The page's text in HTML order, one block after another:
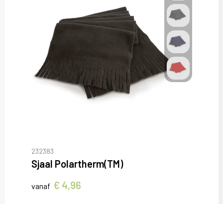
232383
Sjaal Polartherm(TM)
vanaf € 4,96